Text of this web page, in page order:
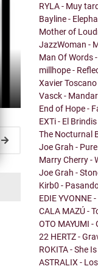
RYLA - Muy
Bayline -
Mother of
JazzWoman -
Man Of Words
millhope -
Xavier Toscano
Vasck -
End of Hope -
EXTi - El Brindis
The Nocturnal
Joe Grah - Pure
Marry Cherry -
Joe Grah -
Kirb0 -
EDIE YVONNE
CALA MAZÚ -
OTO MAYUMI
22 HERTZ -
ROKITA - She Is
ASTRALIX -